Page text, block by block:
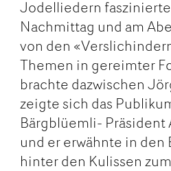
Jodelliedern
Nachmittag und am
von den
Themen in gereimter
brachte dazwischen
zeigte sich das
Bärgblüemli- Präsident
und er erwähnte in den
hinter den Kulissen